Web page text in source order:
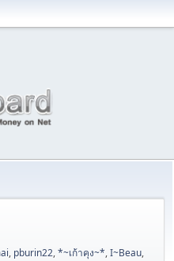
, pburin22,*~เก้าคุง~*,I~Beau,